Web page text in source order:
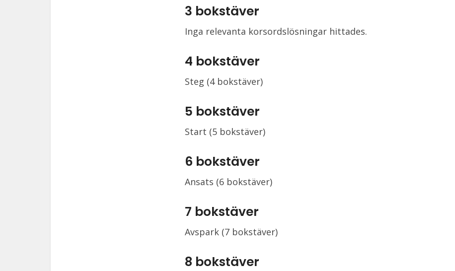
3 bokstäver
Inga relevanta korsordslösningar hittades.
4 bokstäver
Steg (4 bokstäver)
5 bokstäver
Start (5 bokstäver)
6 bokstäver
Ansats (6 bokstäver)
7 bokstäver
Avspark (7 bokstäver)
8 bokstäver